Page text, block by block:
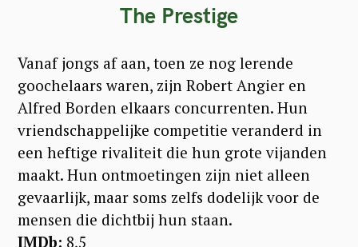
The Prestige
Vanaf jongs af aan, toen ze nog lerende
goochelaars waren, zijn Robert Angier en
Alfred Borden elkaars concurrenten. Hun
vriendschappelijke competitie veranderd in
een heftige rivaliteit die hun grote vijanden
maakt. Hun ontmoetingen zijn niet alleen
gevaarlijk, maar soms zelfs dodelijk voor de
mensen die dichtbij hun staan.
IMDb: 8,5